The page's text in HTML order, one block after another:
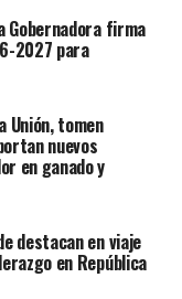
Gobernadora firma
2027 para
Unión, tomen
nuevos
en ganado y
destacan en viaje
en República